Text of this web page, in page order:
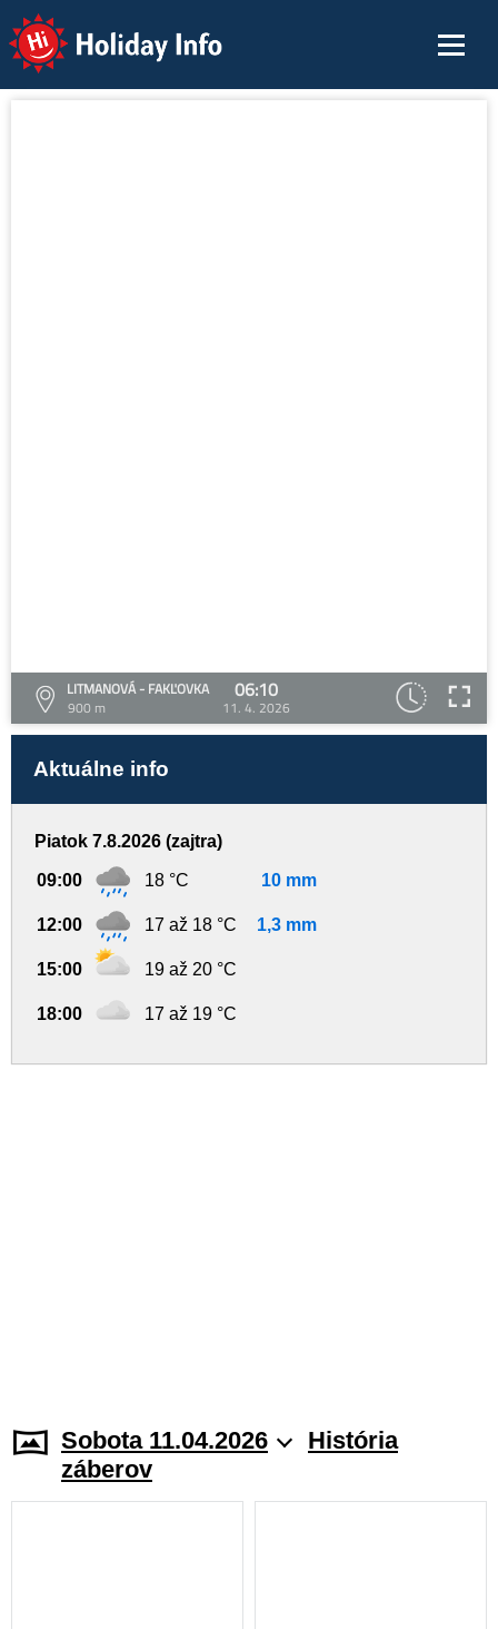
Holiday Info
LITMANOVÁ - FAKĽOVKA
900 m
06:10
11. 4. 2026
Aktuálne info
Piatok 7.8.2026 (zajtra)
09:00 18 °C 10 mm
12:00 17 až 18 °C 1,3 mm
15:00 19 až 20 °C
18:00 17 až 19 °C
Sobota 11.04.2026
História
záberov